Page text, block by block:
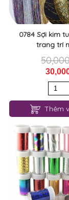
0784 Sợi kim
trang trí
Thêm